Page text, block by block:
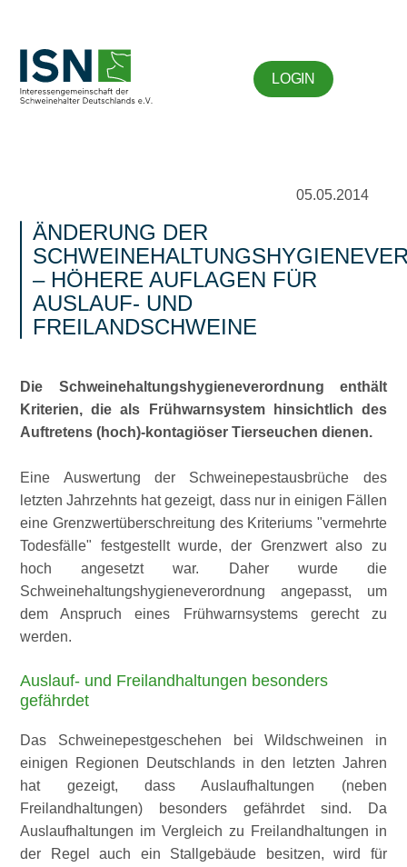
LOGIN
05.05.2014
ÄNDERUNG DER
– HÖHERE AUFLAGEN FÜR
AUSLAUF- UND
FREILANDSCHWEINE
Die Schweinehaltungshygieneverordnung enthält
Kriterien, die als Frühwarnsystem hinsichtlich des
Auftretens (hoch)-kontagiöser Tierseuchen dienen.
Eine Auswertung der Schweinepestausbrüche des
letzten Jahrzehnts hat gezeigt, dass nur in einigen Fällen
eine Grenzwertüberschreitung des Kriteriums
vermehrte
Todesfälle
festgestellt wurde, der Grenzwert also zu
hoch angesetzt war. Daher wurde die
Schweinehaltungshygieneverordnung angepasst, um
dem Anspruch eines Frühwarnsystems gerecht zu
werden.
Auslauf- und Freilandhaltungen besonders
gefährdet
Das Schweinepestgeschehen bei Wildschweinen in
einigen Regionen Deutschlands in den letzten Jahren
hat gezeigt, dass Auslaufhaltungen (neben
Freilandhaltungen) besonders gefährdet sind. Da
Auslaufhaltungen im Vergleich zu Freilandhaltungen in
der Regel auch ein Stallgebäude besitzen, wird für